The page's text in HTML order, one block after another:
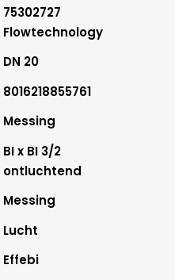
75302727
Flowtechnology
DN 20
8016218855761
Messing
BI x BI 3/2
ontluchtend
Messing
Lucht
Effebi